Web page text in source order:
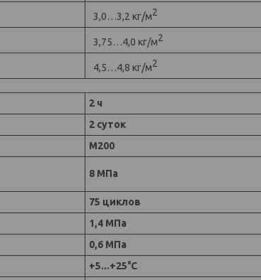
3,0…3,2 кг/м2
3,75…4,0 кг/м2
4,5…4,8 кг/м2
2 ч
2 суток
М200
8 МПа
75 циклов
1,4 МПа
0,6 МПа
+5...+25°С